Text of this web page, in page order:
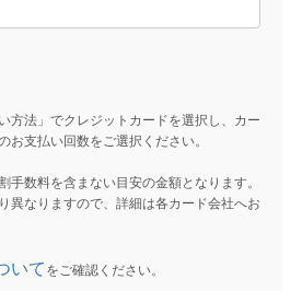
方法」でクレジットカードを選択し、カー
お支払い回数をご選択ください。
数料を含まない目安の金額となります。
異なりますので、詳細は各カード会社へお
いて をご確認ください。